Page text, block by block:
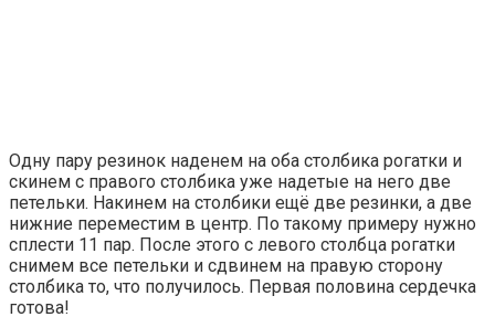
Одну пару резинок наденем на оба столбика рогатки и
скинем с правого столбика уже надетые на него две
петельки. Накинем на столбики ещё две резинки, а две
нижние переместим в центр. По такому примеру нужно
сплести 11 пар. После этого с левого столбца рогатки
снимем все петельки и сдвинем на правую сторону
столбика то, что получилось. Первая половина сердечка
готова!